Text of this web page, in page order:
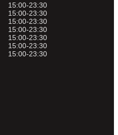
15:00-23:30
15:00-23:30
15:00-23:30
15:00-23:30
15:00-23:30
15:00-23:30
15:00-23:30